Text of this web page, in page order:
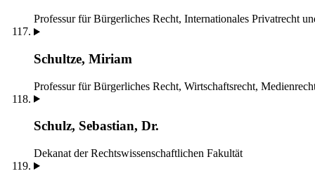
Professur für Bürgerliches Recht, Internationales Privatrecht
Schultze, Miriam
Professur für Bürgerliches Recht, Wirtschaftsrecht,
Schulz, Sebastian, Dr.
Dekanat der Rechtswissenschaftlichen Fakultät